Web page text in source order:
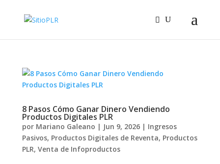
8 Pasos Cómo Ganar Dinero Vendiendo
Productos Digitales PLR
por Mariano Galeano | Jun 9, 2026| Ingresos
Pasivos, Productos Digitales de Reventa, Productos
PLR, Venta de Infoproductos